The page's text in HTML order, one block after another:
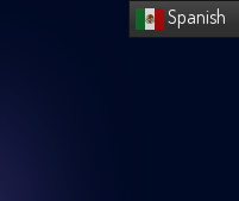
Spanish